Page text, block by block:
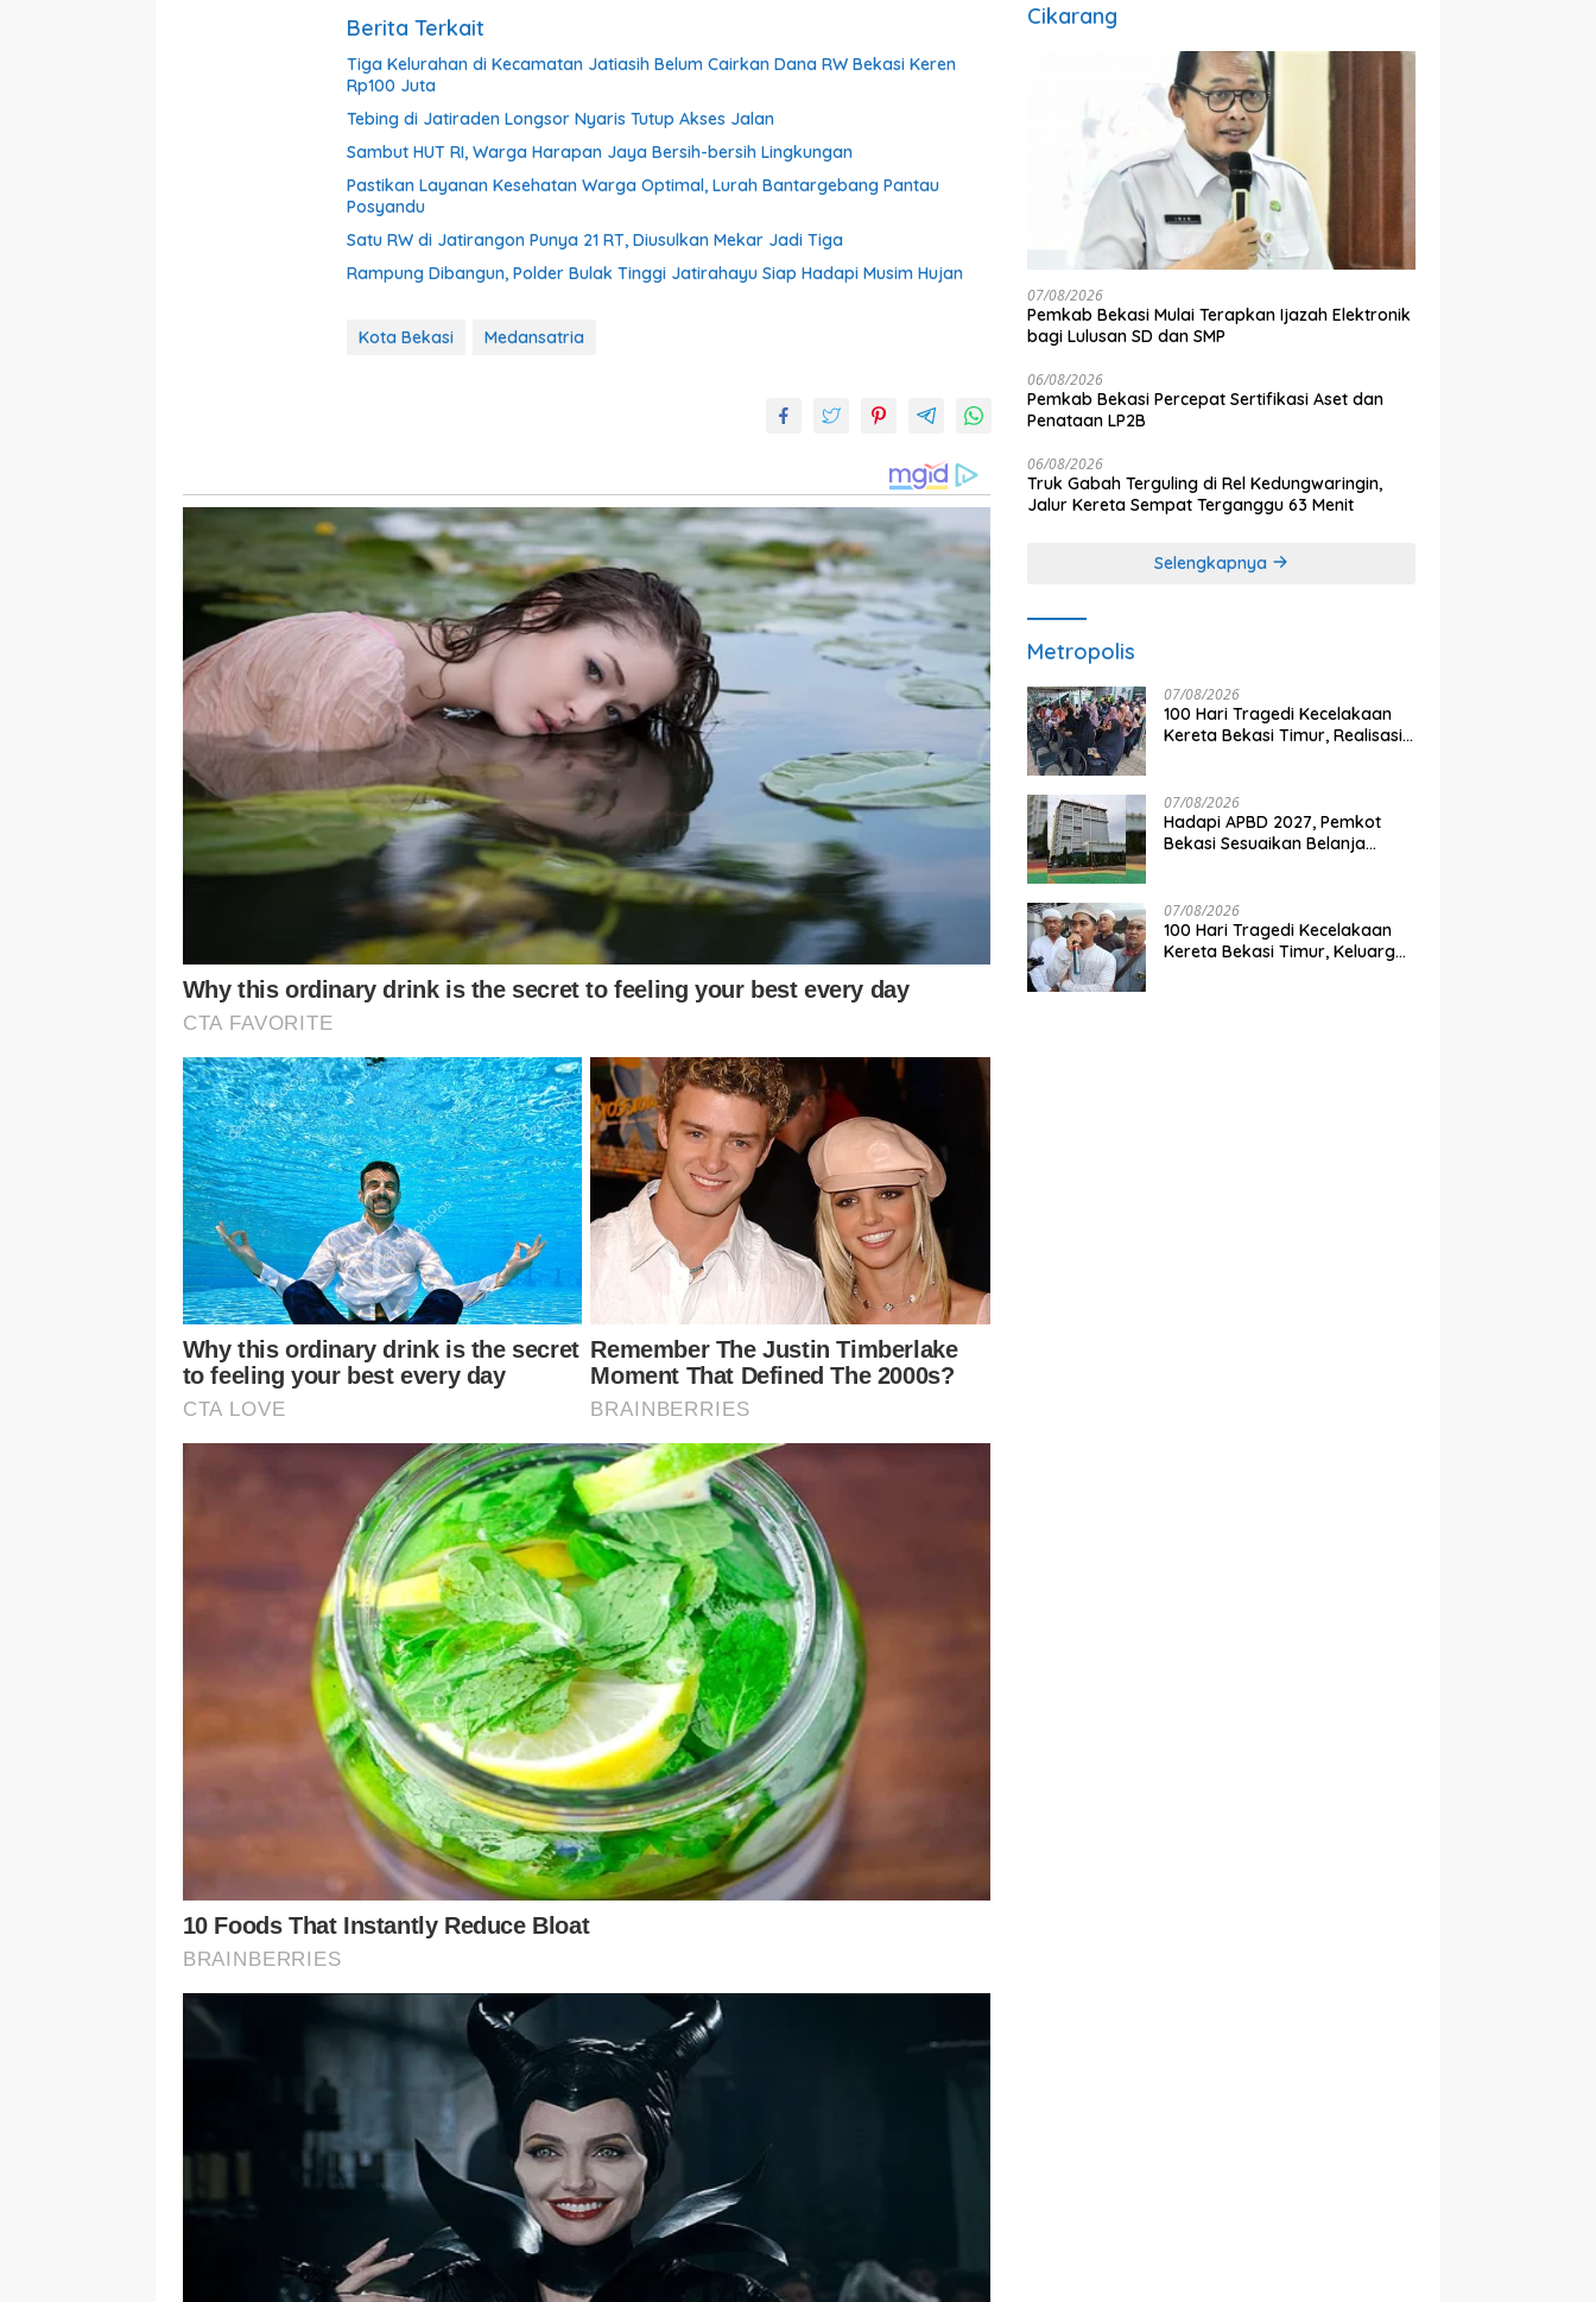
Berita Terkait
Tiga Kelurahan di Kecamatan Jatiasih Belum Cairkan Dana RW Bekasi Keren
Rp100 Juta
Tebing di Jatiraden Longsor Nyaris Tutup Akses Jalan
Sambut HUT RI, Warga Harapan Jaya Bersih-bersih Lingkungan
Pastikan Layanan Kesehatan Warga Optimal, Lurah Bantargebang Pantau
Posyandu
Satu RW di Jatirangon Punya 21 RT, Diusulkan Mekar Jadi Tiga
Rampung Dibangun, Polder Bulak Tinggi Jatirahayu Siap Hadapi Musim Hujan
Kota Bekasi Medansatria
Cikarang
07/08/2026
Pemkab Bekasi Mulai Terapkan Ijazah Elektronik
bagi Lulusan SD dan SMP
06/08/2026
Pemkab Bekasi Percepat Sertifikasi Aset dan
Penataan LP2B
06/08/2026
Truk Gabah Terguling di Rel Kedungwaringin,
Jalur Kereta Sempat Terganggu 63 Menit
Selengkapnya
Metropolis
07/08/2026
100 Hari Tragedi Kecelakaan
Kereta Bekasi Timur, Realisasi
07/08/2026
Hadapi APBD 2027, Pemkot
Bekasi Sesuaikan Belanja
07/08/2026
100 Hari Tragedi Kecelakaan
Kereta Bekasi Timur, Keluarga